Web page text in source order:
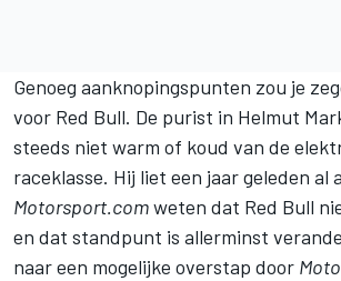
Genoeg aanknopingspunten zou je
voor Red Bull. De purist in Helmut
steeds niet warm of koud van de
raceklasse. Hij liet een jaar geleden al
Motorsport.comweten dat Red Bull
en dat standpunt is allerminst
naar een mogelijke overstap door